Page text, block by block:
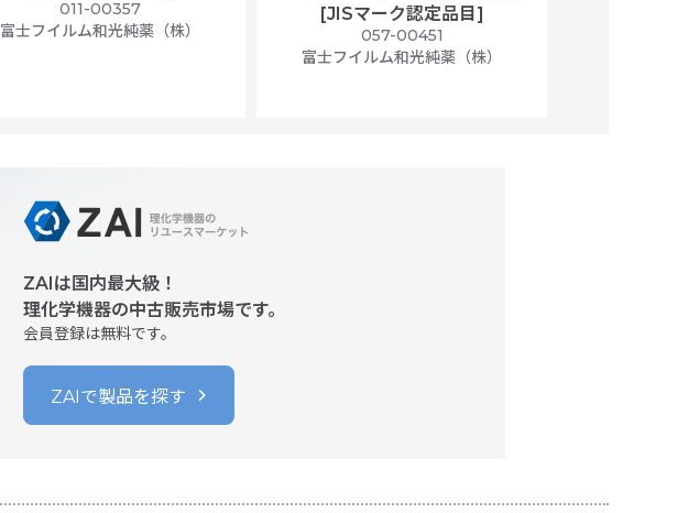
011-00357
富士フイルム和光純薬（株）
[JISマーク認定品目]
057-00451
富士フイルム和光純薬（株）
ZAIは国内最大級！
理化学機器の中古販売市場です。
会員登録は無料です。
ZAIで製品を探す